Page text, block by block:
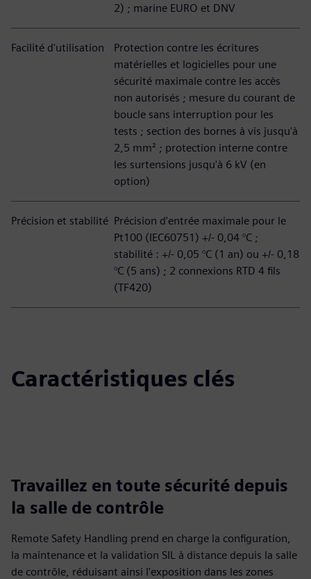
2) ; marine EURO et DNV
Facilité d'utilisation
Protection contre les écritures
matérielles et logicielles pour une
sécurité maximale contre les accès
non autorisés ; mesure du courant de
boucle sans interruption pour les
tests ; section des bornes à vis jusqu'à
2,5 mm² ; protection interne contre
les surtensions jusqu'à 6 kV (en
option)
Précision et stabilité Précision d'entrée maximale pour le
Pt100 (IEC60751) +/- 0,04 °C ;
stabilité : +/- 0,05 °C (1 an) ou +/- 0,18
°C (5 ans) ; 2 connexions RTD 4 fils
(TF420)
Caractéristiques clés
Travaillez en toute sécurité depuis
la salle de contrôle
Remote Safety Handling prend en charge la configuration,
la maintenance et la validation SIL à distance depuis la salle
de contrôle, réduisant ainsi l'exposition dans les zones